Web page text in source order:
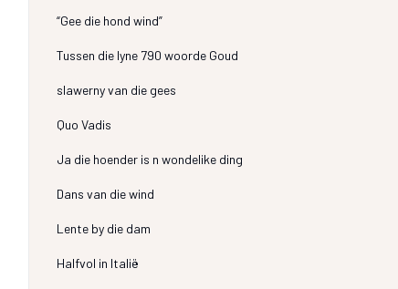
“Gee die hond wind”
Tussen die lyne 790 woorde Goud
slawerny van die gees
Quo Vadis
Ja die hoender is n wondelike ding
Dans van die wind
Lente by die dam
Halfvol in Italië